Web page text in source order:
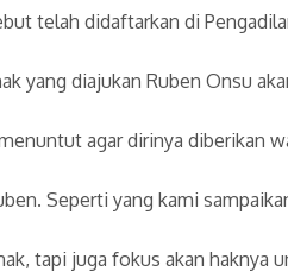
telah didaftarkan di
yang diajukan Ruben Onsu
agar dirinya diberikan
Seperti yang kami
tapi juga fokus akan